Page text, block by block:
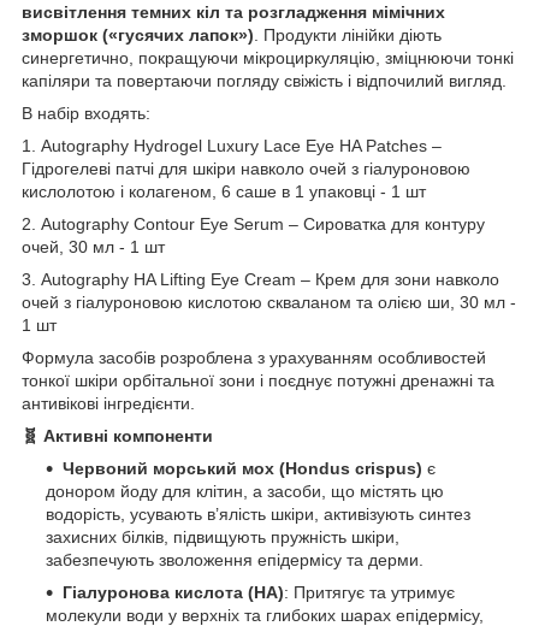
висвітлення темних кіл та розгладження мімічних
зморшок («гусячих лапок») . Продукти лінійки діють
синергетично, покращуючи мікроциркуляцію, зміцнюючи тонкі
капіляри та повертаючи погляду свіжість і відпочилий вигляд.
В набір входять:
1. Autography Hydrogel Luxury Lace Eye HA Patches –
Гідрогелеві патчі для шкіри навколо очей з гіалуроновою
кислолотою і колагеном, 6 саше в 1 упаковці - 1 шт
2. Autography Contour Eye Serum – Сироватка для контуру
очей, 30 мл - 1 шт
3. Autography HA Lifting Eye Cream – Крем для зони навколо
очей з гіалуроновою кислотою скваланом та олією ши, 30 мл -
1 шт
Формула засобів розроблена з урахуванням особливостей
тонкої шкіри орбітальної зони і поєднує потужні дренажні та
антивікові інгредієнти.
🧬 Активні компоненти
Червоний морський мох (Hondus crispus) є
донором йоду для клітин, а засоби, що містять цю
водорість, усувають в’ялість шкіри, активізують синтез
захисних білків, підвищують пружність шкіри,
забезпечують зволоження епідермісу та дерми.
Гіалуронова кислота (HA): Притягує та утримує
молекули води у верхніх та глибоких шарах епідермісу,